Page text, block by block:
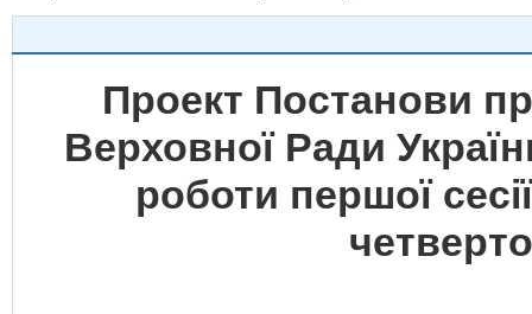
Проект Постанови
Верховної Ради
роботи першої